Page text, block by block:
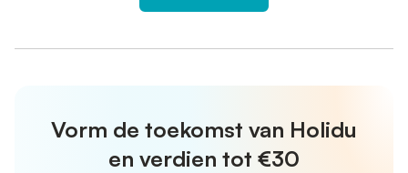
Vorm de toekomst van Holidu
en verdien tot €30